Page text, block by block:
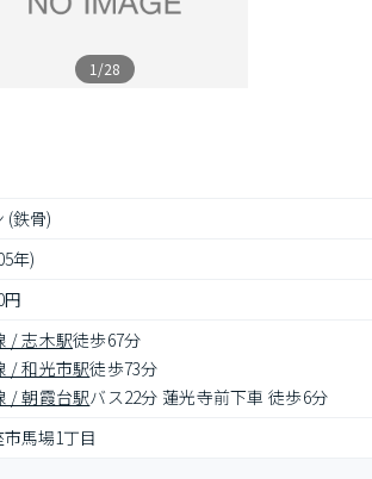
1/28
(鉄骨)
年)
円
/ 志木駅徒歩67分
/ 和光市駅徒歩73分
/ 朝霞台駅バス22分 蓮光寺前下車 徒歩6分
馬場1丁目